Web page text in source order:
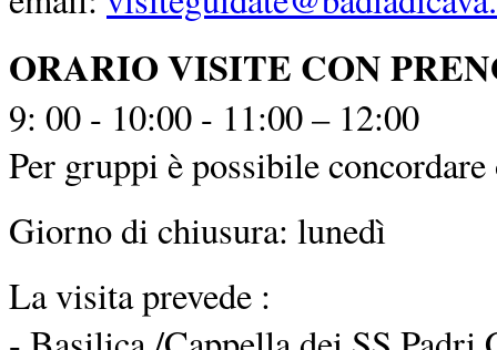
ORARIO VISITE CON
9: 00 - 10:00 - 11:00 – 12:00
Per gruppi è possibile
Giorno di chiusura: lunedì
La visita prevede :